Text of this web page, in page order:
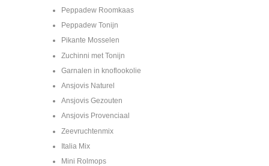
Peppadew Roomkaas
Peppadew Tonijn
Pikante Mosselen
Zuchinni met Tonijn
Garnalen in knoflookolie
Ansjovis Naturel
Ansjovis Gezouten
Ansjovis Provenciaal
Zeevruchtenmix
Italia Mix
Mini Rolmops